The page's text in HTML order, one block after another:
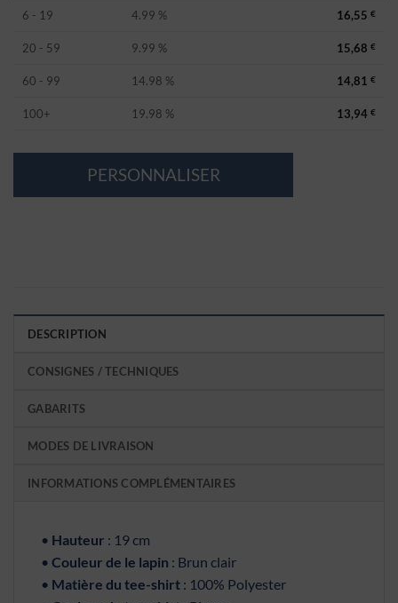
6 - 19 4.99 % 16,55 €
20 - 59 9.99 % 15,68 €
60 - 99 14.98 % 14,81 €
100+ 19.98 % 13,94 €
PERSONNALISER
DESCRIPTION
CONSIGNES / TECHNIQUES
GABARITS
MODES DE LIVRAISON
INFORMATIONS COMPLÉMENTAIRES
• Hauteur : 19 cm
• Couleur de le lapin : Brun clair
• Matière du tee-shirt : 100% Polyester